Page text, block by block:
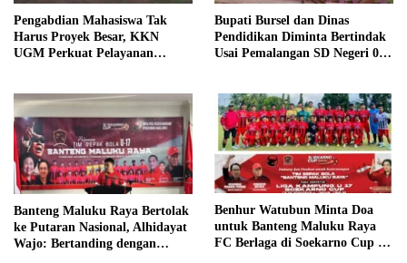
Pengabdian Mahasiswa Tak
Harus Proyek Besar, KKN
UGM Perkuat Pelayanan
Bupati Bursel dan Dinas
Pendidikan Diminta Bertindak
Usai Pemalangan SD Negeri 09
Banteng Maluku Raya Bertolak
ke Putaran Nasional, Alhidayat
Wajo: Bertanding dengan
Benhur Watubun Minta Doa
untuk Banteng Maluku Raya
FC Berlaga di Soekarno Cup U-